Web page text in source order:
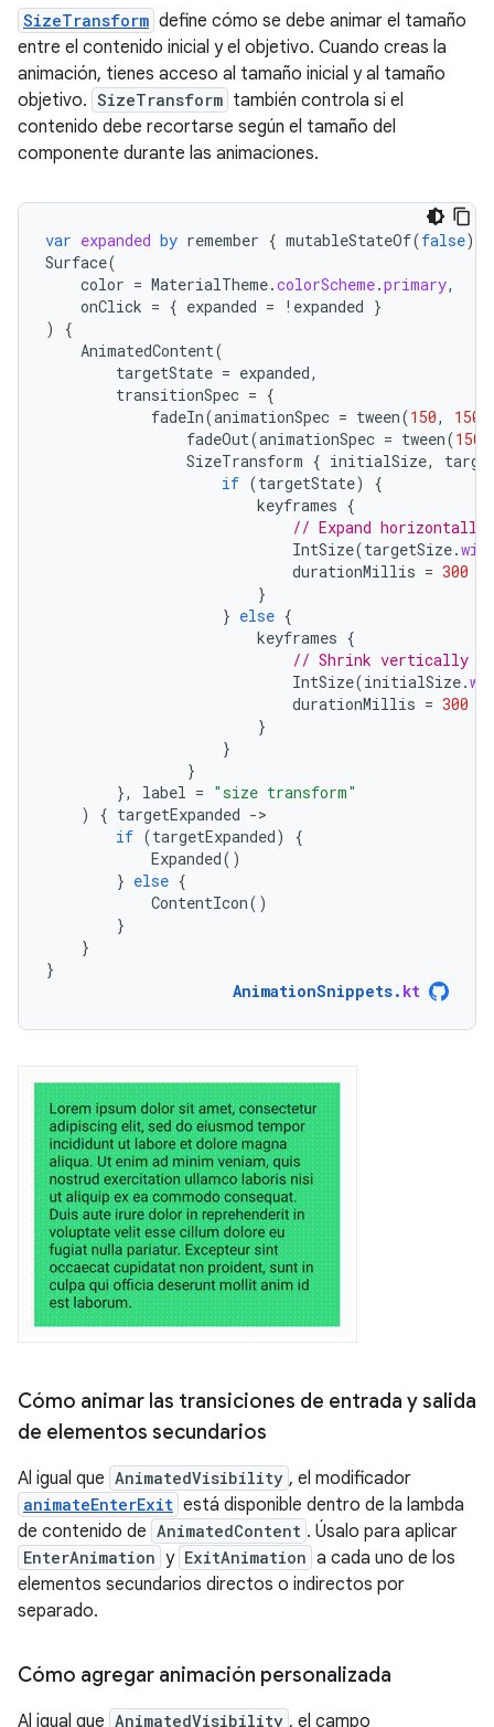
SizeTransform define cómo se debe animar el tamaño
entre el contenido inicial y el objetivo. Cuando creas la
animación, tienes acceso al tamaño inicial y al tamaño
objetivo. SizeTransform también controla si el
contenido debe recortarse según el tamaño del
componente durante las animaciones.
var expanded by remember { mutableStateOf(false)
Surface(
color = MaterialTheme.colorScheme.primary,
onClick = { expanded = ! expanded }
)
{
AnimatedContent(
targetState = expanded,
transitionSpec = {
fadeIn(animationSpec = tween(150, 150
fadeOut(animationSpec = tween(150
SizeTransform { initialSize,
if (targetState)
{
keyframes {
// Expand
IntSize(targetSize.
durationMillis = 300
}
} else {
keyframes {
// Shrink vertically
IntSize(initialSize.
durationMillis = 300
}
}
}
},
label = "size transform"
)
{ targetExpanded -
if (targetExpanded)
{
Expanded()
} else {
ContentIcon()
}
}
}
AnimationSnippets. kt
Cómo animar las transiciones de entrada y salida
de elementos secundarios
Al igual que AnimatedVisibility , el modificador
animateEnterExit está disponible dentro de la lambda
de contenido de AnimatedContent . Úsalo para aplicar
EnterAnimation y ExitAnimation a cada uno de los
elementos secundarios directos o indirectos por
separado.
Cómo agregar animación personalizada
Al igual que AnimatedVisibility , el campo